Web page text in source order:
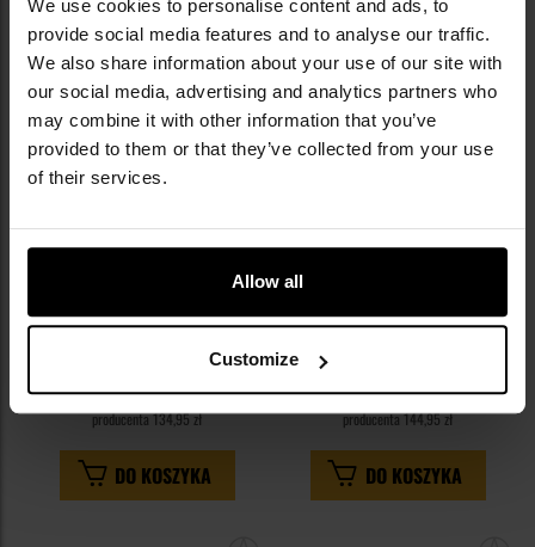
We use cookies to personalise content and ads, to
provide social media features and to analyse our traffic.
We also share information about your use of our site with
our social media, advertising and analytics partners who
may combine it with other information that you’ve
provided to them or that they’ve collected from your use
of their services.
Allow all
Customize
do
schowka
Wkładka korekcyjna Bliz Optical
Vision/Hero/Breeze
Wysyłka:Natychmiast
Sugerowana cena
producenta134,95 zł
DO KOSZYKA
Wysyłka:Natychmiast
Sugerowana cena
producenta144,95 zł
DO KOSZYKA